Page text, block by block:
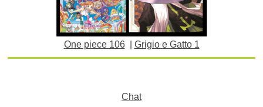
One piece 106| Grigio e Gatto 1
Chat